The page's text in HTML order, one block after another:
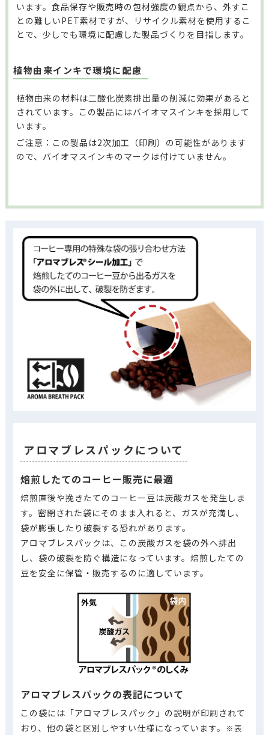
います。食品保存や販売時の包材強度の観点から、外すこ
との難しいPET素材ですが、リサイクル素材を使用するこ
とで、少しでも環境に配慮した製品づくりを目指します。
植物由来インキで環境に配慮
植物由来の材料は二酸化炭素排出量の削減に効果があると
されています。この製品にはバイオマスインキを採用して
います。
ご注意：この製品は2次加工（印刷）の可能性があります
ので、バイオマスインキのマークは付けていません。
アロマブレスパックについて
焙煎したてのコーヒー販売に最適
焙煎直後や挽きたてのコーヒー豆は炭酸ガスを発生しま
す。密閉された袋にそのまま入れると、ガスが充満し、
袋が膨張したり破裂する恐れがあります。
アロマブレスパックは、この炭酸ガスを袋の外へ排出
し、袋の破裂を防ぐ構造になっています。焙煎したての
豆を安全に保管・販売するのに適しています。
アロマブレスパックの表記について
この袋には「アロマブレスパック」の説明が印刷されて
おり、他の袋と区別しやすい仕様になっています。 ※表